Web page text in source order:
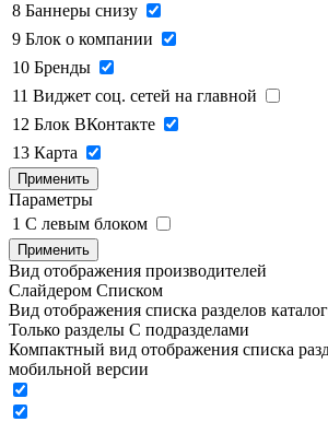
8 Баннеры снизу
9 Блок о компании
10 Бренды
11 Виджет соц. сетей на главной
12 Блок ВКонтакте
13 Карта
Применить
Параметры
1 C левым блоком
Применить
Вид отображения производителей
Слайдером Списком
Вид отображения списка разделов
Только разделы С подразделами
Компактный вид отображения списка
мобильной версии